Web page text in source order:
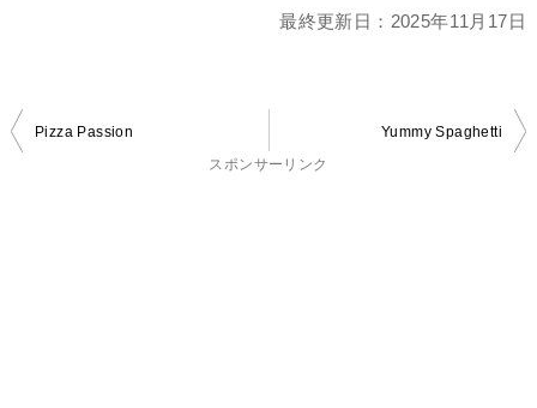
最終更新日： 2025年11月17日
投
Pizza Passion
Yummy Spaghetti
スポンサーリンク